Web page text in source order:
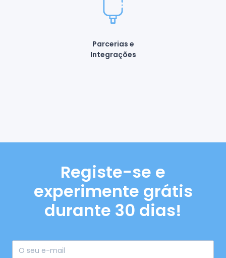
Parcerias e
Integrações
Registe-se e
experimente grátis
durante 30 dias!